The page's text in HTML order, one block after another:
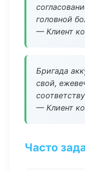
головной
— Клиент
Бригада
свой,
— Клиент
Часто